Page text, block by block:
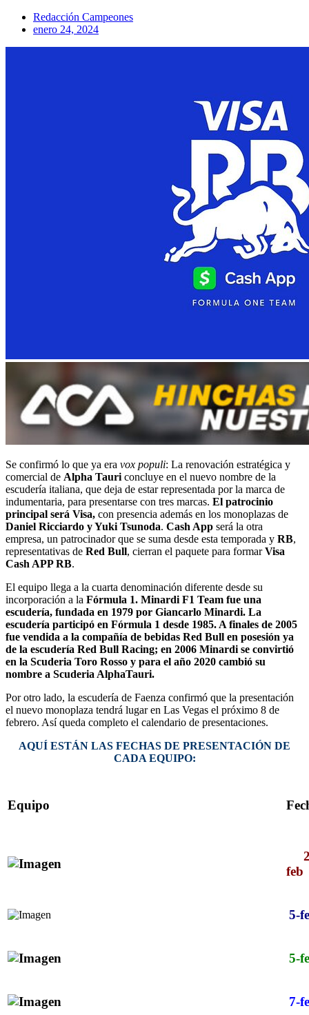
Redacción Campeones
enero 24, 2024
Se confirmó lo que ya era vox populi: La renovación estratégica y
comercial de Alpha Tauri concluye en el nuevo nombre de la
escudería italiana, que deja de estar representada por la marca de
indumentaria, para presentarse con tres marcas. El patrocinio
principal será Visa, con presencia además en los monoplazas de
Daniel Ricciardo y Yuki Tsunoda. Cash App será la otra
empresa, un patrocinador que se suma desde esta temporada y RB,
representativas de Red Bull, cierran el paquete para formarVisa
Cash APP RB.
El equipo llega a la cuarta denominación diferente desde su
incorporación a la Fórmula 1. Minardi F1 Team fue una
escudería, fundada en 1979 por Giancarlo Minardi. La
escudería participó en Fórmula 1 desde 1985. A finales de 2005
fue vendida a la compañía de bebidas Red Bull en posesión ya
de la escudería Red Bull Racing; en 2006 Minardi se convirtió
en la Scuderia Toro Rosso y para el año 2020 cambió su
nombre a Scuderia AlphaTauri.
Por otro lado, la escudería de Faenza confirmó que la presentación
el nuevo monoplaza tendrá lugar en Las Vegas el próximo 8 de
febrero. Así queda completo el calendario de presentaciones.
AQUÍ ESTÁN LAS FECHAS DE PRESENTACIÓN DE
CADA EQUIPO:
Equipo
feb
5-
5-
7-